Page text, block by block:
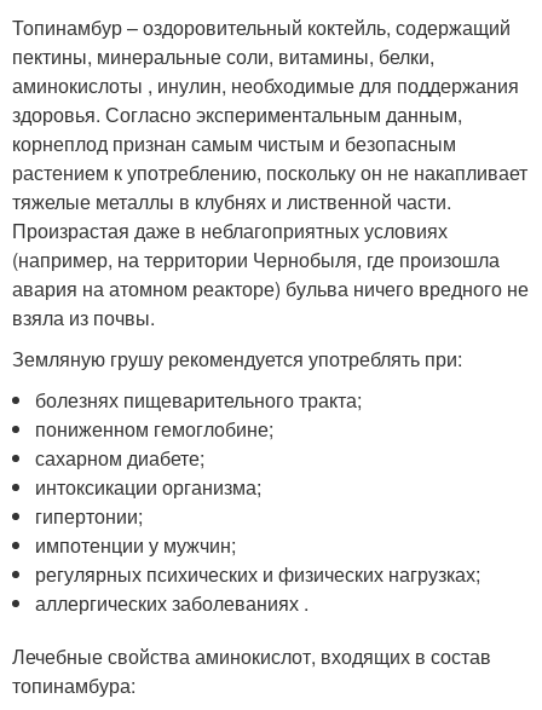
Топинамбур – оздоровительный коктейль, содержащий
пектины, минеральные соли, витамины, белки,
аминокислоты , инулин, необходимые для поддержания
здоровья. Согласно экспериментальным данным,
корнеплод признан самым чистым и безопасным
растением к употреблению, поскольку он не накапливает
тяжелые металлы в клубнях и лиственной части.
Произрастая даже в неблагоприятных условиях
(например, на территории Чернобыля, где произошла
авария на атомном реакторе) бульва ничего вредного не
взяла из почвы.
Земляную грушу рекомендуется употреблять при:
болезнях пищеварительного тракта;
пониженном гемоглобине;
сахарном диабете;
интоксикации организма;
гипертонии;
импотенции у мужчин;
регулярных психических и физических нагрузках;
аллергических заболеваниях .
Лечебные свойства аминокислот, входящих в состав
топинамбура: